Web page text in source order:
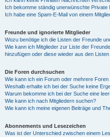
Ich bekomme ständig unerwünschte Private
Ich habe eine Spam-E-Mail von einem
Freunde und ignorierte Mitglieder
Wozu benötige ich die Listen der Freunde
Wie kann ich Mitglieder zur Liste der
hinzufügen oder diese wieder aus den
Die Foren durchsuchen
Wie kann ich ein Forum oder mehrere
Weshalb erhalte ich bei der Suche keine
Warum bekomme ich bei der Suche eine
Wie kann ich nach Mitgliedern suchen?
Wie kann ich meine eigenen Beiträge und
Abonnements und Lesezeichen
Was ist der Unterschied zwischen einem